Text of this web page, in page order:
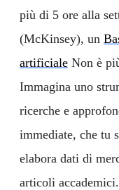
più di 5 ore alla
(McKinsey), un
artificiale Non è
Immagina uno
ricerche e
immediate, che tu
elabora dati di
articoli